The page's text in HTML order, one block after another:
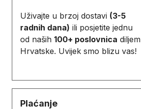
Uživajte u brzoj dostavi (3-5
radnih dana) ili posjetite jednu
od naših 100+ poslovnica diljem
Hrvatske. Uvijek smo blizu vas!
Plaćanje